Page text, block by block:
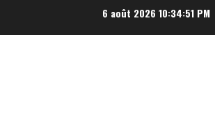
6 août 2026 10:34:51 PM